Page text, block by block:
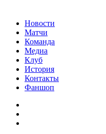
Новости
Матчи
Команда
Медиа
Клуб
История
Контакты
Фаншоп